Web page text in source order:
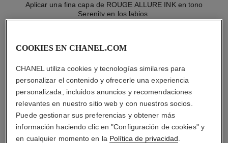
Aplicar una fina capa de ROUGE ALLURE INK en tono
Serenity en los labios.
PRODUCTO
OMBRE PREMIÈRE LAQUE - Ref. 175026
COOKIES EN CHANEL.COM
CHANEL utiliza cookies y tecnologías similares para
personalizar el contenido y ofrecerle una experiencia
personalizada, incluidos anuncios y recomendaciones
relevantes en nuestro sitio web y con nuestros socios.
Puede gestionar sus preferencias y obtener más
información haciendo clic en "Configuración de cookies" y
en cualquier momento en la Política de privacidad